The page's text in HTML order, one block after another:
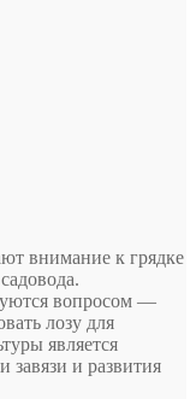
внимание к грядке
вопросом —
лозу для
является
завязи и развития